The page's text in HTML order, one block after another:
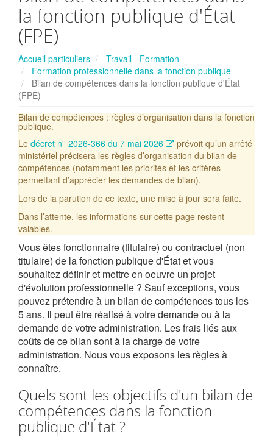
la fonction publique d'État
(FPE)
Accueil particuliers
Travail - Formation
Formation professionnelle dans la fonction publique
Bilan de compétences dans la fonction publique d'État
(FPE)
Bilan de compétences : règles d’organisation dans la fonction
publique.
Le décret n° 2026-366 du 7 mai 2026
prévoit qu’un arrêté
ministériel précisera les règles d’organisation du bilan de
compétences (notamment les priorités et les critères
permettant d’apprécier les demandes de bilan).
Lors de la parution de ce texte, une mise à jour sera faite.
Dans l’attente, les informations sur cette page restent
valables.
Vous êtes fonctionnaire (titulaire) ou contractuel (non
titulaire) de la fonction publique d'État et vous
souhaitez définir et mettre en oeuvre un projet
d'évolution professionnelle ? Sauf exceptions, vous
pouvez prétendre à un bilan de compétences tous les
5 ans. Il peut être réalisé à votre demande ou à la
demande de votre administration. Les frais liés aux
coûts de ce bilan sont à la charge de votre
administration. Nous vous exposons les règles à
connaître.
Quels sont les objectifs d'un bilan de
compétences dans la fonction
publique d'État ?